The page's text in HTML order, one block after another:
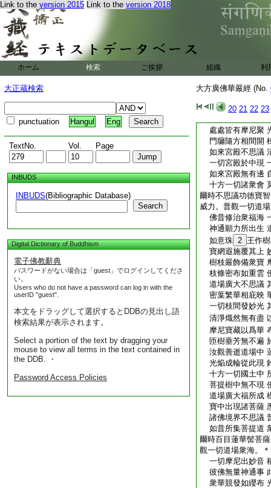
Link to the version 2015 Link to the version 2018
ホーム 検索 ご挨拶 組織 利
大正蔵検索
punctuation Hangul Eng
TextNo. Vol. Page
INBUDS
INBUDS(Bibliographic Database)
Search
Digital Dictionary of Buddhism
電子佛教辭典
パスワードがない場合は「guest」でログインしてくださ
い。
Users who do not have a password can log in with the
userID "guest".
本文をドラッグして選択するとDDBの見出し語
検索結果が表示されます。
Select a portion of the text by dragging your
mouse to view all terms in the text contained in
the DDB. ・
Password Access Policies
大方廣佛華嚴經 (No.
20 21 22 23
諸莊嚴具咸光耀
摩尼爲柱種種色
寶階四面列成行
摩尼爲網妙香幢
覆以種種莊嚴具
十方普現變化雲
摩尼爲樹發妙華
處處皆有摩尼聚
門牖隨方相間開
如來宮殿不思議
一切宮殿於中現
如來宮殿無有邊
十方一切諸衆會
爾時不思議功徳寶
威力。普觀一切道
佛昔修治衆福海
神通願力所出生
如意珠 2 王作
寶網遐施覆其上
樹枝嚴飾備衆寶
枝條密布如重雲
道場廣大不思議
密葉繁華相庇映
一切枝間發妙光
清淨熾然無有盡
摩尼寶藏以爲華
匝樹垂芳無不遍
汝觀善逝道場中
光焔成輪從此現
十方一切國土中
菩提樹中無不現
道場廣大福所成
寶中出現諸菩薩
諸佛境界不思議
如昔所集菩提道
爾時百目蓮華髻菩
觀一切道場衆海。
一切摩尼出妙音
彼佛無量神通事
衆華競發如纓布